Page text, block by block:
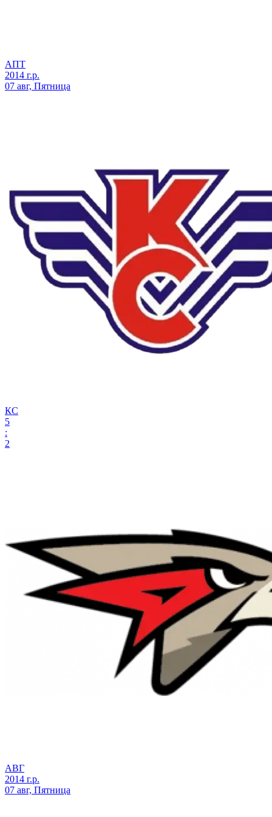
АПТ
2014 г.р.
07 авг, Пятница
КС
5
:
2
АВГ
2014 г.р.
07 авг, Пятница